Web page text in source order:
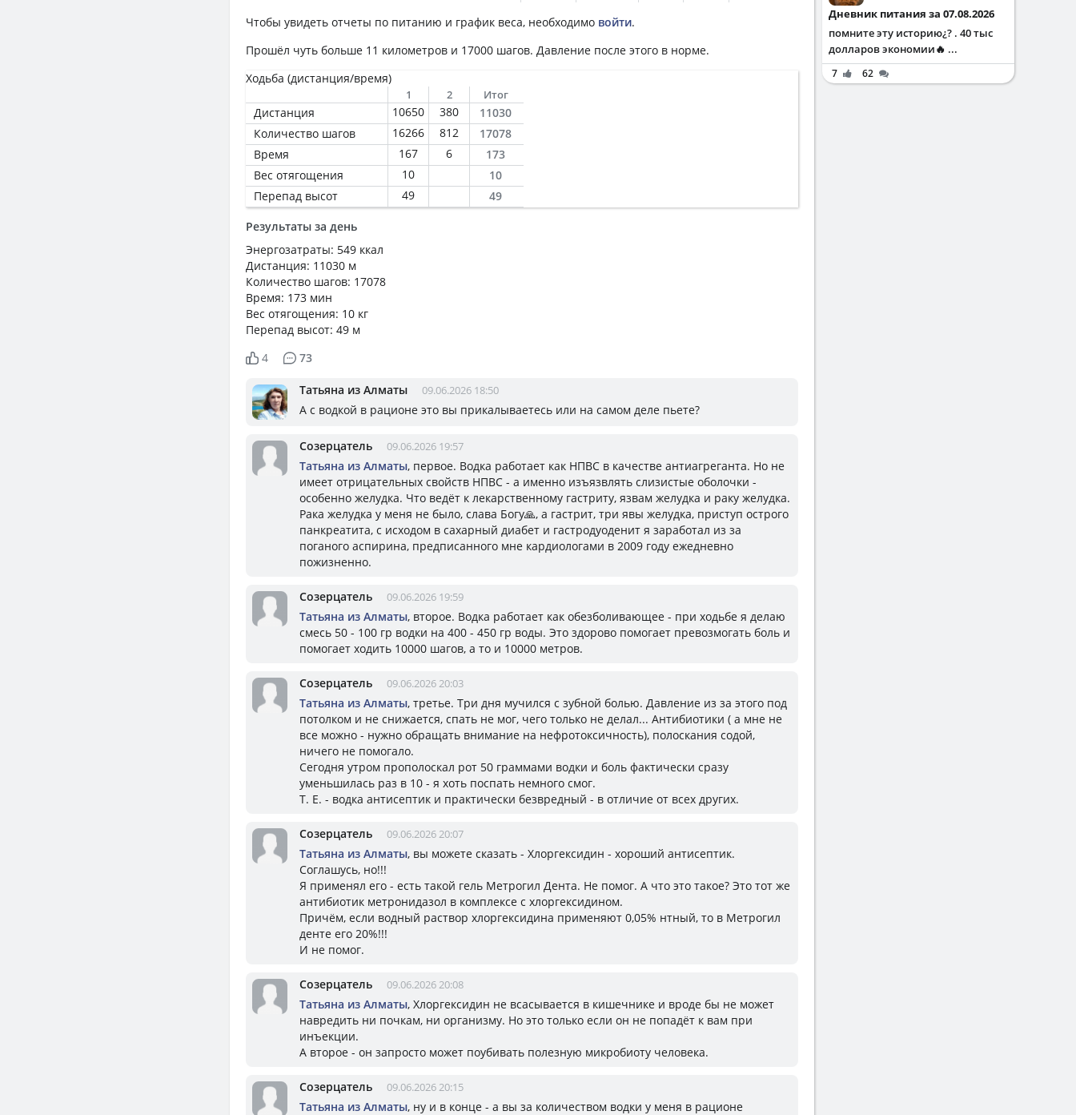
Чтобы увидеть отчеты по питанию и график веса, необходимо войти.
Прошёл чуть больше 11 километров и 17000 шагов. Давление после этого в норме.
Ходьба (дистанция/время)
1 2 Итог
Дистанция 10650 380
11030
Количество шагов
16266 812
17078
Время
167 6
173
Вес отягощения
10
10
Перепад высот
49
49
Результаты за день
Энергозатраты: 549 ккал
Дистанция: 11030 м
Количество шагов: 17078
Время: 173 мин
Вес отягощения: 10 кг
Перепад высот: 49 м
4
73
Татьяна из Алматы 09.06.2026 18:50
А с водкой в рационе это вы прикалываетесь или на самом деле пьете?
Созерцатель 09.06.2026 19:57
Татьяна из Алматы, первое. Водка работает как НПВС в качестве антиагреганта. Но не
имеет отрицательных свойств НПВС - а именно изъязвлять слизистые оболочки -
особенно желудка. Что ведёт к лекарственному гастриту, язвам желудка и раку желудка.
Рака желудка у меня не было, слава Богу🙏, а гастрит, три явы желудка, приступ острого
панкреатита, с исходом в сахарный диабет и гастродуоденит я заработал из за
поганого аспирина, предписанного мне кардиологами в 2009 году ежедневно
пожизненно.
Созерцатель 09.06.2026 19:59
Татьяна из Алматы, второе. Водка работает как обезболивающее - при ходьбе я делаю
смесь 50 - 100 гр водки на 400 - 450 гр воды. Это здорово помогает превозмогать боль и
помогает ходить 10000 шагов, а то и 10000 метров.
Созерцатель 09.06.2026 20:03
Татьяна из Алматы, третье. Три дня мучился с зубной болью. Давление из за этого под
потолком и не снижается, спать не мог, чего только не делал... Антибиотики ( а мне не
все можно - нужно обращать внимание на нефротоксичность), полоскания содой,
ничего не помогало.
Сегодня утром прополоскал рот 50 граммами водки и боль фактически сразу
уменьшилась раз в 10 - я хоть поспать немного смог.
Т. Е. - водка антисептик и практически безвредный - в отличие от всех других.
Созерцатель 09.06.2026 20:07
Татьяна из Алматы, вы можете сказать - Хлоргексидин - хороший антисептик.
Соглашусь, но!!!
Я применял его - есть такой гель Метрогил Дента. Не помог. А что это такое? Это тот же
антибиотик метронидазол в комплексе с хлоргексидином.
Причём, если водный раствор хлоргексидина применяют 0,05% нтный, то в Метрогил
денте его 20%!!!
И не помог.
Созерцатель 09.06.2026 20:08
Татьяна из Алматы, Хлоргексидин не всасывается в кишечнике и вроде бы не может
навредить ни почкам, ни организму. Но это только если он не попадёт к вам при
инъекции.
А второе - он запросто может поубивать полезную микробиоту человека.
Созерцатель 09.06.2026 20:15
Татьяна из Алматы, ну и в конце - а вы за количеством водки у меня в рационе
Дневник питания за 07.08.2026
помните эту историю¿? . 40 тыс
долларов экономии🔥 ...
7 62